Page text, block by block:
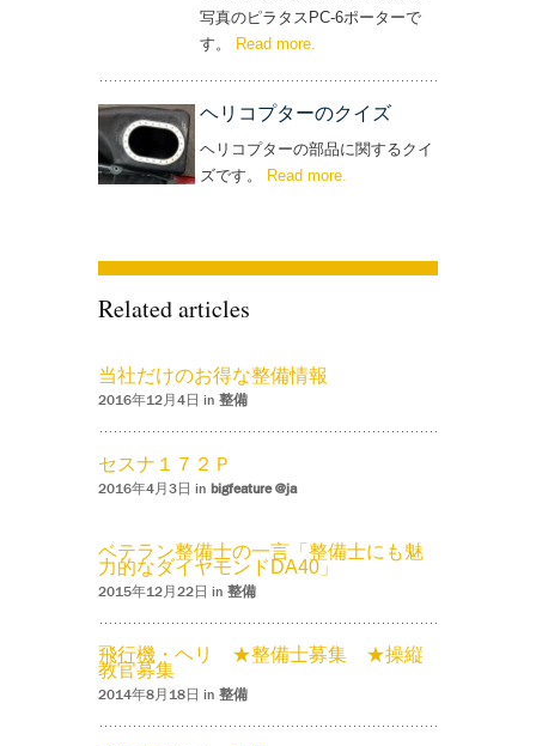
写真のピラタスPC-6ポーターで
す。
Read more– ‘ピラタス・ポーターを組み立
.
ヘリコプターのクイズ
ヘリコプターの部品に関するクイ
ズです。 Read more
Related articles
当社だけのお得な整備情報
2016年12月4日 in 整備
セスナ１７２Ｐ
2016年4月3日 in bigfeature @ja
ベテラン整備士の一言「整備士にも魅
力的なダイヤモンドDA40」
2015年12月22日 in 整備
飛行機・ヘリ ★整備士募集 ★操縦
教官募集
2014年8月18日 in 整備